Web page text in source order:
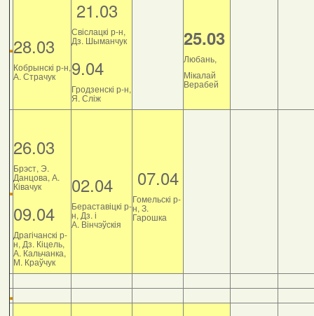
28.03
Кобрынскі р-н,
А. Страчук
21.03
Свіслацкі р-н,
Дз. Шыманчук
9.04
Гродзенскі р-н,
Я. Сліж
25.03
Любань,
Мікалай
Верабей
26.03
Брэст, Э.
Данцова, А.
Ківачук
09.04
Драгічанскі р-
н, Дз. Кіцель,
А. Кальчанка,
М. Краўчук
02.04
Бераставіцкі р-
н, Дз. і
А. Вінчэўскія
07.04
Гомельскі р-
н, З.
Гарошка